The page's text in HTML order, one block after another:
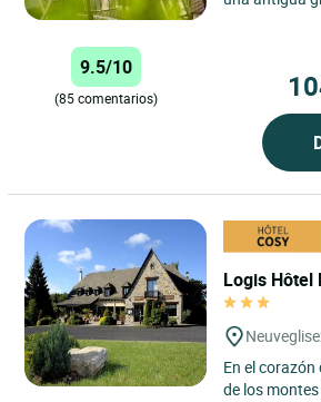
9.5/10
(85 comentarios)
Logis Hôtel
Neuveglise
En el corazón
de los